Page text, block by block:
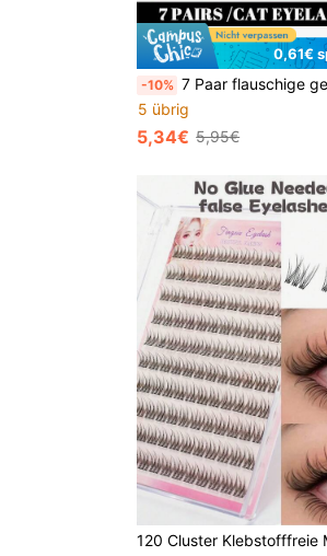
0,61€
-10% 7 Paar flauschige geflügelte Katzenaugen-Streifen-Falschwimpern, dramatische voluminöse Kunstnerz-Wimpern, weiches flexibles Band für ganztägigen Tragekomfort & angehobener äußerer
5 übrig
5,34€ 5,95€